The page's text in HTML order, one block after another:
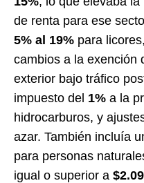
de renta para ese
5% al 19% para
cambios a la exención
exterior bajo tráfico
impuesto del 1% a la
hidrocarburos, y
azar. También incluía
para personas
igual o superior a